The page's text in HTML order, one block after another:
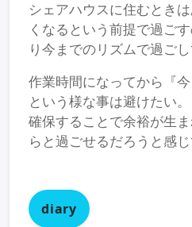
シェアハウスに住むとき
くなるという前提で過ご
り今までのリズムで過ご
作業時間になってから『今
という様な事は避けたい
確保することで余裕が生
らと過ごせるだろうと感じ
diary